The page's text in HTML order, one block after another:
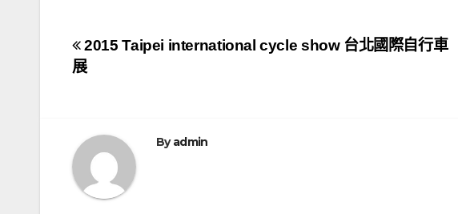
文
章
覽
2015 Taipei international cycle show 台北國際自行車
展
Byadmin